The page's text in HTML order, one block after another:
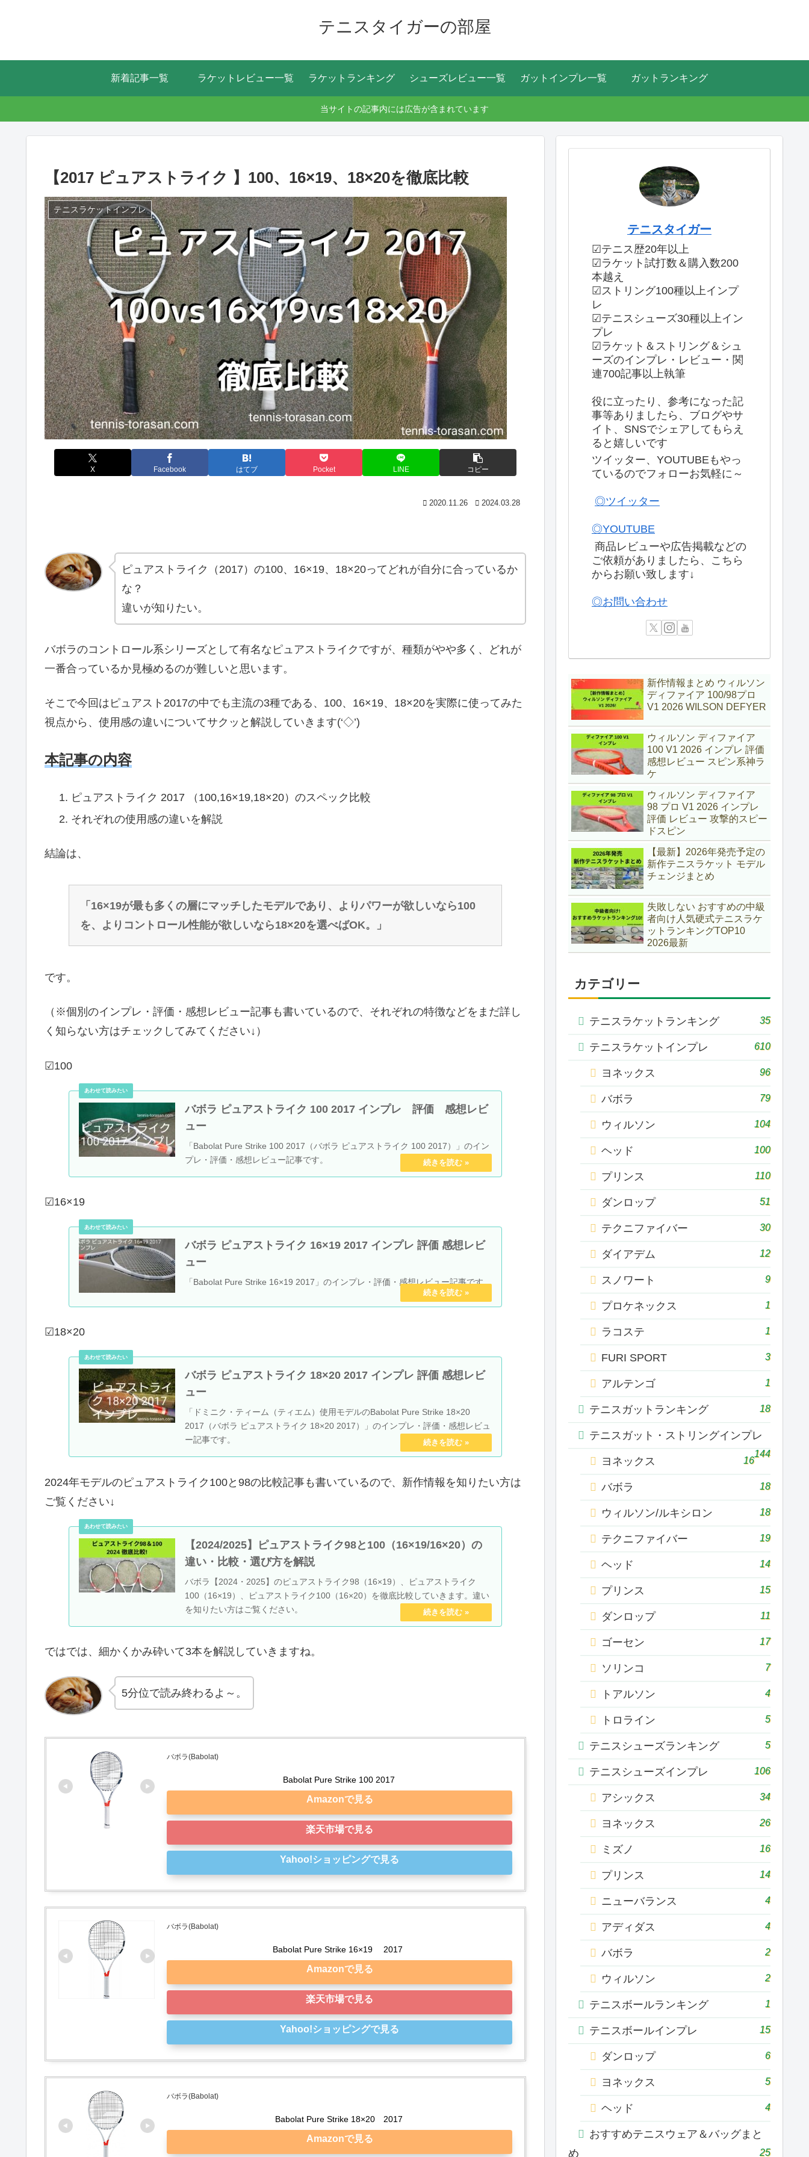
テニスタイガーの部屋
新着記事一覧 ラケットレビュー一覧 ラケットランキング シューズレビュー一覧 ガットインプレ一覧 ガットランキング
当サイトの記事内には広告が含まれています
【2017 ピュアストライク 】100、16×19、18×20を徹底比較
テニスラケットインプレ
X Facebook はてブ Pocket LINE コピー
2020.11.26 2024.03.28
ピュアストライク（2017）の100、16×19、18×20ってどれが自分に合っているか
な？
違いが知りたい。
バボラのコントロール系シリーズとして有名なピュアストライクですが、種類がやや多く、どれが
一番合っているか見極めるのが難しいと思います。
そこで今回はピュアスト2017の中でも主流の3種である、100、16×19、18×20を実際に使ってみた
視点から、使用感の違いについてサクッと解説していきます(‘◇’)ゞ
本記事の内容
ピュアストライク 2017 （100,16×19,18×20）のスペック比較
それぞれの使用感の違いを解説
結論は、
「16×19が最も多くの層にマッチしたモデルであり、よりパワーが欲しいなら100
を、よりコントロール性能が欲しいなら18×20を選べばOK。」
です。
（※個別のインプレ・評価・感想レビュー記事も書いているので、それぞれの特徴などをまだ詳し
く知らない方はチェックしてみてください↓）
☑100
バボラ ピュアストライク 100 2017 インプレ 評価 感想レビ
ュー
「Babolat Pure Strike 100 2017（バボラ ピュアストライク 100 2017）」のイン
プレ・評価・感想レビュー記事です。
☑16×19
バボラ ピュアストライク 16×19 2017 インプレ 評価 感想レビ
ュー
「Babolat Pure Strike 16×19 2017」のインプレ・評価・感想レビュー記事です。
☑18×20
バボラ ピュアストライク 18×20 2017 インプレ 評価 感想レビ
ュー
「ドミニク・ティーム（ティエム）使用モデルのBabolat Pure Strike 18×20
2017（バボラ ピュアストライク 18×20 2017）」のインプレ・評価・感想レビュ
ー記事です。
2024年モデルのピュアストライク100と98の比較記事も書いているので、新作情報を知りたい方は
ご覧ください↓
【2024/2025】ピュアストライク98と100（16×19/16×20）の
違い・比較・選び方を解説
バボラ【2024・2025】のピュアストライク98（16×19）、ピュアストライク
100（16×19）、ピュアストライク100（16×20）を徹底比較していきます。違い
を知りたい方はご覧ください。
ではでは、細かくかみ砕いて3本を解説していきますね。
5分位で読み終わるよ～。
バボラ(Babolat)
Babolat Pure Strike 100 2017
Amazonで見る
楽天市場で見る
Yahoo!ショッピングで見る
バボラ(Babolat)
Babolat Pure Strike 16×19 　2017
Amazonで見る
楽天市場で見る
Yahoo!ショッピングで見る
バボラ(Babolat)
Babolat Pure Strike 18×20　2017
Amazonで見る
テニスタイガー
☑テニス歴20年以上
☑ラケット試打数＆購入数200
本越え
☑ストリング100種以上インプ
レ
☑テニスシューズ30種以上イン
プレ
☑ラケット＆ストリング＆シュ
ーズのインプレ・レビュー・関
連700記事以上執筆
役に立ったり、参考になった記
事等ありましたら、ブログやサ
イト、SNSでシェアしてもらえ
ると嬉しいです
ツイッター、YOUTUBEもやっ
ているのでフォローお気軽に～
◎ツイッター
◎YOUTUBE
商品レビューや広告掲載などの
ご依頼がありましたら、こちら
からお願い致します↓
◎お問い合わせ
新作情報まとめ ウィルソン
ディファイア 100/98プロ
V1 2026 WILSON DEFYER
ウィルソン ディファイア
100 V1 2026 インプレ 評価
感想レビュー スピン系神ラ
ケ
ウィルソン ディファイア
98 プロ V1 2026 インプレ
評価 レビュー 攻撃的スピー
ドスピン
【最新】2026年発売予定の
新作テニスラケット モデル
チェンジまとめ
失敗しない おすすめの中級
者向け人気硬式テニスラケ
ットランキングTOP10
2026最新
カテゴリー
テニスラケットランキング 35
テニスラケットインプレ 610
ヨネックス 96
バボラ 79
ウィルソン 104
ヘッド 100
プリンス 110
ダンロップ 51
テクニファイバー 30
ダイアデム 12
スノワート 9
プロケネックス 1
ラコステ 1
FURI SPORT 3
アルテンゴ 1
テニスガットランキング 18
テニスガット・ストリングインプレ
144
ヨネックス 16
バボラ 18
ウィルソン/ルキシロン 18
テクニファイバー 19
ヘッド 14
プリンス 15
ダンロップ 11
ゴーセン 17
ソリンコ 7
トアルソン 4
トロライン 5
テニスシューズランキング 5
テニスシューズインプレ 106
アシックス 34
ヨネックス 26
ミズノ 16
プリンス 14
ニューバランス 4
アディダス 4
バボラ 2
ウィルソン 2
テニスボールランキング 1
テニスボールインプレ 15
ダンロップ 6
ヨネックス 5
ヘッド 4
おすすめテニスウェア＆バッグまと
め
25